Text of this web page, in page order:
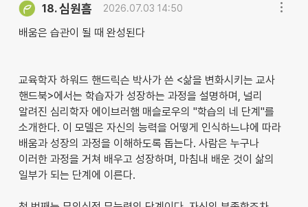
18.심원흠 2026.07.03 14:50
배움은 습관이 될 때 완성된다
교육학자 하워드 핸드릭슨 박사가 쓴 <삶을 변화시키는 교사
핸드북>에서는 학습자가 성장하는 과정을 설명하며, 널리
알려진 심리학자 에이브러햄 매슬로우의 "학습의 네 단계"를
소개한다. 이 모델은 자신의 능력을 어떻게 인식하느냐에 따라
배움과 성장의 과정을 이해하도록 돕는다. 사람은 누구나
이러한 과정을 거쳐 배우고 성장하며, 마침내 배운 것이 삶의
일부가 되는 단계에 이른다.